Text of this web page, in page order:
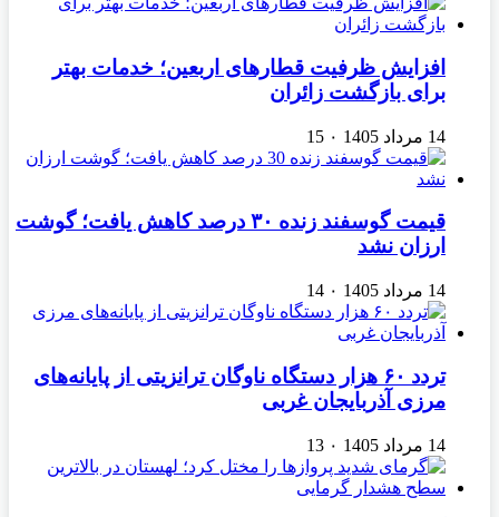
افزایش ظرفیت قطارهای اربعین؛ خدمات بهتر
برای بازگشت زائران
14 مرداد 1405 ۰ 15
قیمت گوسفند زنده ۳۰ درصد کاهش یافت؛ گوشت
ارزان نشد
14 مرداد 1405 ۰ 14
تردد ۶۰ هزار دستگاه ناوگان ترانزیتی از پایانه‌های
مرزی آذربایجان ‌غربی
14 مرداد 1405 ۰ 13